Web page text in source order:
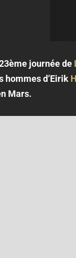
journée de
hommes d’Eirik
Mars.